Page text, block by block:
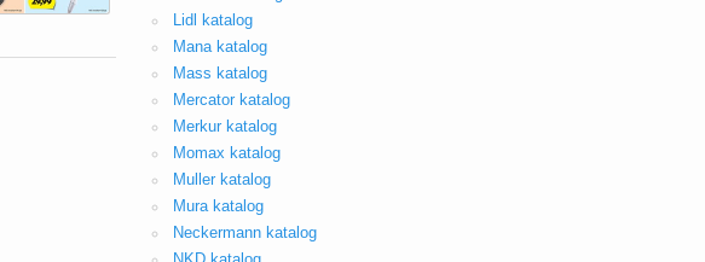
Lidl katalog
Mana katalog
Mass katalog
Mercator katalog
Merkur katalog
Momax katalog
Muller katalog
Mura katalog
Neckermann katalog